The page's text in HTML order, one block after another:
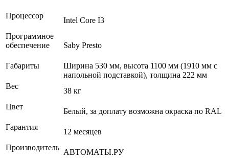
Процессор
Intel Core I3
Программное
обеспечение
Saby Presto
Габариты
Ширина 530 мм, высота 1100 мм (1910 мм с
напольной подставкой), толщина 222 мм
Вес
38 кг
Цвет
Белый, за доплату возможна окраска по RAL
Гарантия
12 месяцев
Производитель
АВТОМАТЫ.РУ